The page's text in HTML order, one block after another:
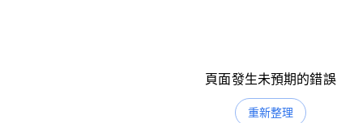
頁面發生未預期的錯誤
重新整理